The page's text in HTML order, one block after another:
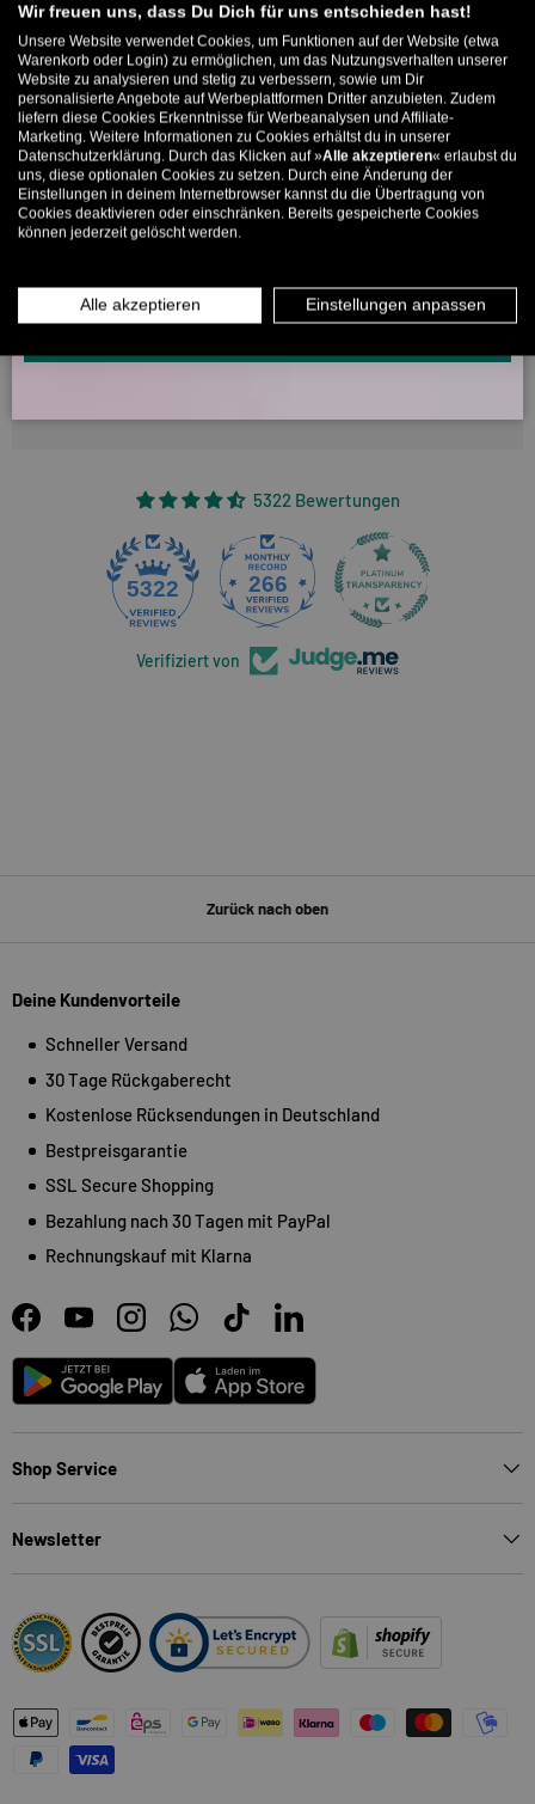
1
0
0
0
Sort by
Schöne Hose aber nicht baggy
ich trage meistens S/M und bei mir lag die Hose relativ eng an,
5322 Bewertungen
5322 266
Verifiziert von
Willkommens-Rabattcode direkt per Mail zugeschickt.
Bis zu 11% Rabatt auf deine erste Bestellung. Aufgepasst: Du
kannst nur 1x wählen! 🤫
5% ab €80 9% ab €100 11% ab €150 🔥
E-Mail
MÄNNER
INFOS ÜBER WHATSAPP? KEIN PROBLEM!
KLICK HIER UND SCHICKE UNS DIE VORGESCHRIEBENE NACHRICHT,
Zurück nach oben
Deine Kundenvorteile
Schneller Versand
30 Tage Rückgaberecht
Kostenlose Rücksendungen in Deutschland
Bestpreisgarantie
SSL Secure Shopping
Bezahlung nach 30 Tagen mit PayPal
Rechnungskauf mit Klarna
FacebookYouTubeInstagramWhatsAppTikTokLinkedIn
Android App Store
Shop Service
Newsletter
Zahlungsmethoden
Wir freuen uns, dass Du Dich für uns entschieden hast!
Unsere Website verwendet Cookies, um Funktionen auf der Website (etwa
Warenkorb oder Login) zu ermöglichen, um das Nutzungsverhalten unserer
Website zu analysieren und stetig zu verbessern, sowie um Dir
personalisierte Angebote auf Werbeplattformen Dritter anzubieten. Zudem
liefern diese Cookies Erkenntnisse für Werbeanalysen und Affiliate-
Marketing. Weitere Informationen zu Cookies erhältst du in unserer
Datenschutzerklärung. Durch das Klicken auf »Alle akzeptieren« erlaubst du
uns, diese optionalen Cookies zu setzen. Durch eine Änderung der
Einstellungen in deinem Internetbrowser kannst du die Übertragung von
Cookies deaktivieren oder einschränken. Bereits gespeicherte Cookies
können jederzeit gelöscht werden.
Alle akzeptieren Einstellungen anpassen